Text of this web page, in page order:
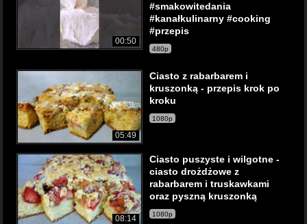
00:50
#smakowitedania
#kanałkulinarny #cooking
#przepis
480p
05:49
Ciasto z rabarbarem i
kruszonką - przepis krok po
kroku
1080p
08:14
Ciasto puszyste i wilgotne -
ciasto drożdżowe z
rabarbarem i truskawkami
oraz pyszną kruszonką
1080p